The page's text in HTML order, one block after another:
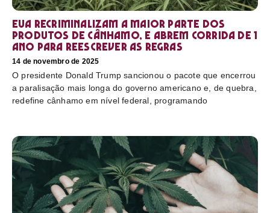
EUA recriminalizam a maior parte dos
produtos de cânhamo, e abrem corrida de 1
ano para reescrever as regras
14 de novembro de 2025
O presidente Donald Trump sancionou o pacote que encerrou
a paralisação mais longa do governo americano e, de quebra,
redefine cânhamo em nível federal, programando